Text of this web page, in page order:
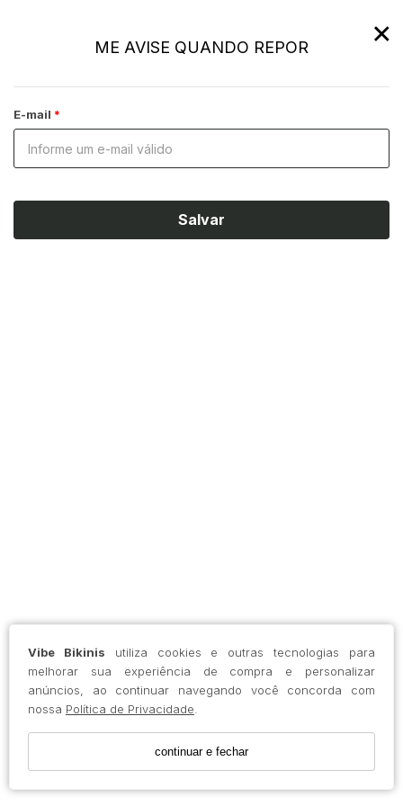
Vibe Bikinis utiliza cookies e outras tecnologias para
melhorar sua experiência de compra e personalizar
anúncios, ao continuar navegando você concorda com
nossa Política de Privacidade
continuar e fechar
×
ME AVISE QUANDO REPOR
E-mail
Salvar